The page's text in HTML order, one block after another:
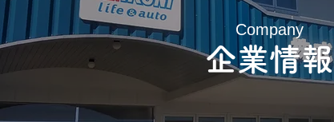
​企業情報
Company